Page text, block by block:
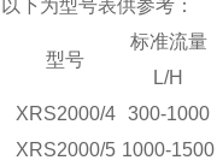
以下为型号表供参考：
型号
标准流量
L/H
XRS2000/4 300-1000
XRS2000/5 1000-1500